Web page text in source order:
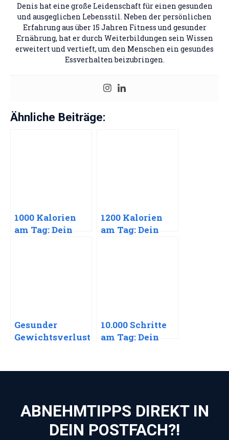
Denis hat eine große Leidenschaft für einen gesunden
und ausgeglichen Lebensstil. Neben der persönlichen
Erfahrung aus über 15 Jahren Fitness und gesunder
Ernährung, hat er durch Weiterbildungen sein Wissen
erweitert und vertieft, um den Menschen ein gesundes
Essverhalten beizubringen.
Ähnliche Beiträge:
1000 Kalorien
am Tag: Dein
1200 Kalorien
am Tag: Dein
Gesunder
Gewichtsverlust
stärkeren,
10.000 Schritte
am Tag: Dein
Gewichtsverlust
ABNEHMTIPPS DIREKT IN
DEIN POSTFACH?!